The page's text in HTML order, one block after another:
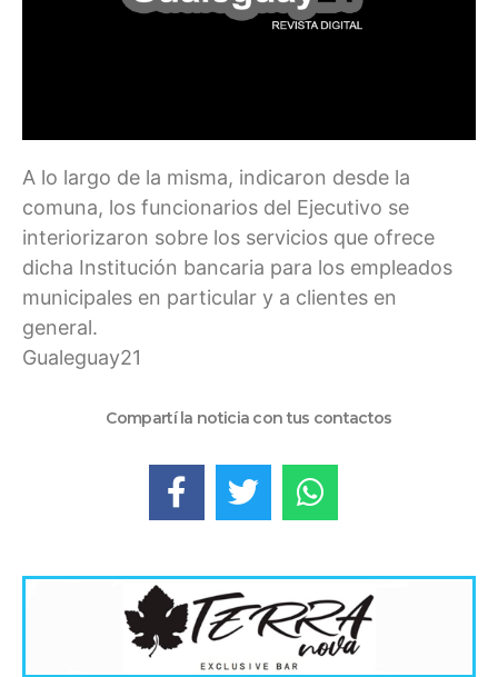
A lo largo de la misma, indicaron desde la
comuna, los funcionarios del Ejecutivo se
interiorizaron sobre los servicios que ofrece
dicha Institución bancaria para los empleados
municipales en particular y a clientes en
general.
Gualeguay21
Compartí la noticia con tus contactos